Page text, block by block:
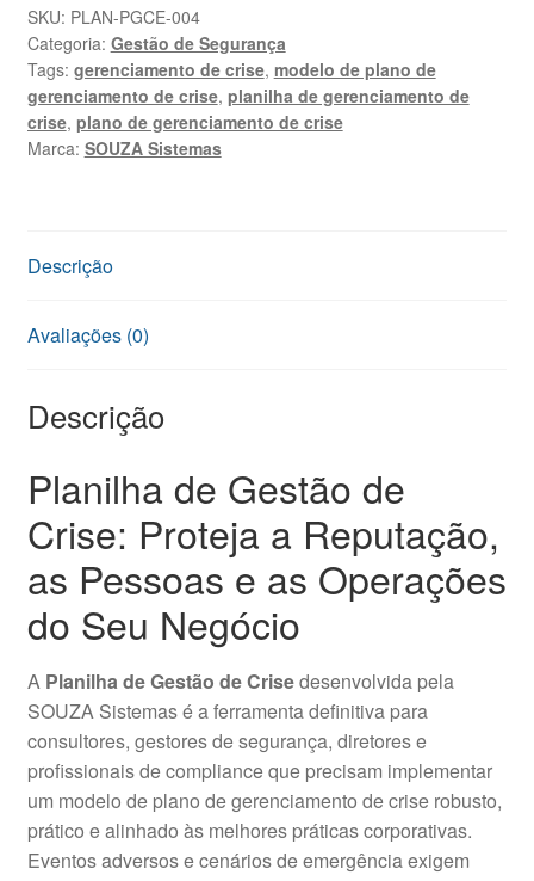
Crise
em
Excel
+
Treinamento
quantidade
SKU: PLAN-PGCE-004
Categoria: Gestão de Segurança
Tags: gerenciamento de crise, modelo de plano de
gerenciamento de crise, planilha de gerenciamento de
crise, plano de gerenciamento de crise
Marca: SOUZA Sistemas
Descrição
Avaliações (0)
Descrição
Planilha de Gestão de
Crise: Proteja a Reputação,
as Pessoas e as Operações
do Seu Negócio
A Planilha de Gestão de Crisedesenvolvida pela
SOUZA Sistemas é a ferramenta definitiva para
consultores, gestores de segurança, diretores e
profissionais de compliance que precisam implementar
um modelo de plano de gerenciamento de crise robusto,
prático e alinhado às melhores práticas corporativas.
Eventos adversos e cenários de emergência exigem